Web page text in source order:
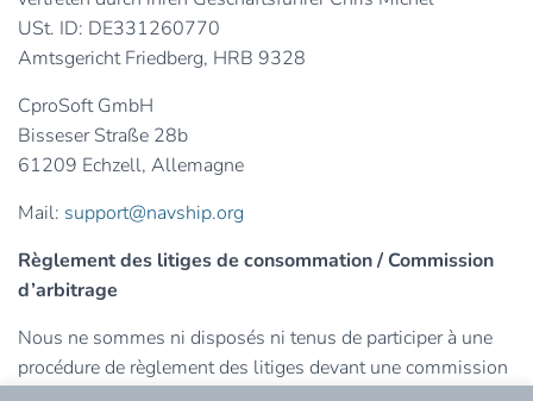
USt. ID: DE331260770
Amtsgericht Friedberg, HRB 9328
CproSoft GmbH
Bisseser Straße 28b
61209 Echzell, Allemagne
Mail: support@navship.org
Règlement des litiges de consommation / Commission
d’arbitrage
Nous ne sommes ni disposés ni tenus de participer à une
procédure de règlement des litiges devant une commission